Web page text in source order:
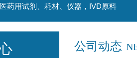
药用试剂、耗材、仪器，IVD原料
公司动态